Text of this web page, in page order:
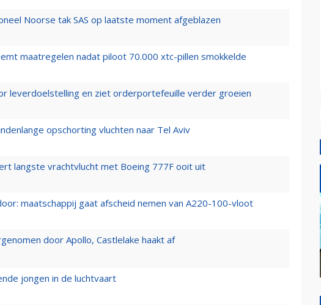
Noorse tak SAS op laatste moment afgeblazen
maatregelen nadat piloot 70.000 xtc-pillen smokkelde
leverdoelstelling en ziet orderportefeuille verder groeien
opschorting vluchten naar Tel Aviv
langste vrachtvlucht met Boeing 777F ooit uit
maatschappij gaat afscheid nemen van A220-100-vloot
door Apollo, Castlelake haakt af
jongen in de luchtvaart